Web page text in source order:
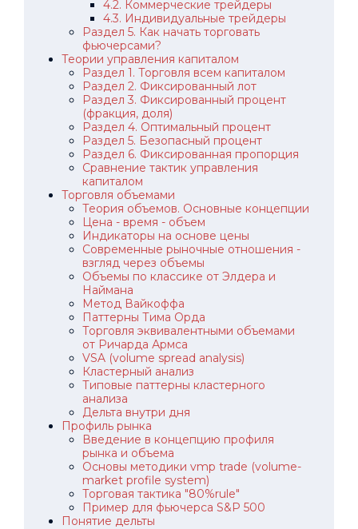
4.2. Коммерческие трейдеры
4.3. Индивидуальные трейдеры
Раздел 5. Как начать торговать
фьючерсами?
Теории управления капиталом
Раздел 1. Торговля всем капиталом
Раздел 2. Фиксированный лот
Раздел 3. Фиксированный процент
(фракция, доля)
Раздел 4. Оптимальный процент
Раздел 5. Безопасный процент
Раздел 6. Фиксированная пропорция
Сравнение тактик управления
капиталом
Торговля объемами
Теория объемов. Основные концепции
Цена - время - объем
Индикаторы на основе цены
Современные рыночные отношения -
взгляд через объемы
Объемы по классике от Элдера и
Наймана
Метод Вайкоффа
Паттерны Тима Орда
Торговля эквивалентными объемами
от Ричарда Армса
VSA (volume spread analysis)
Кластерный анализ
Типовые паттерны кластерного
анализа
Дельта внутри дня
Профиль рынка
Введение в концепцию профиля
рынка и объема
Основы методики vmp trade (volume-
market profile system)
Торговая тактика "80%rule"
Пример для фьючерса S&P 500
Понятие дельты